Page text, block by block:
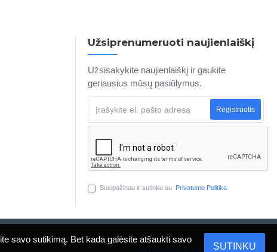
Užsiprenumeruoti naujienlaiškį
Užsisakykite naujienlaiškį ir gaukite
geriausius mūsų pasiūlymus.
Registruotis
Susipažinau ir sutinku su Privatumo Politika
Sukurė
SUTINKU
savo sutikimą. Bet kada galėsite atšaukti savo